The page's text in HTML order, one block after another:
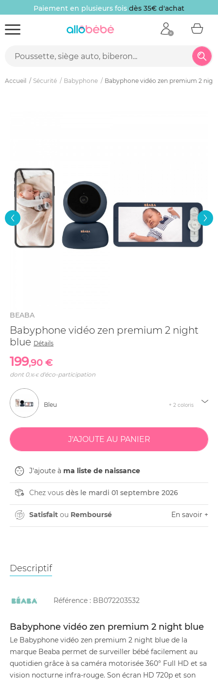
Paiement en plusieurs fois dès 35€ d'achat
Accueil Sécurité Babyphone Babyphone vidéo zen premium 2
BEABA
Babyphone vidéo zen premium 2 night
blue Détails
199,90 €
dont 0,16 €d'éco-participation
Bleu + 2 coloris
J'ajoute à ma liste de naissance
Chez vous dès le mardi 01 septembre 2026
Satisfait ou Remboursé En savoir +
Descriptif
Référence : BB072203532
Babyphone vidéo zen premium 2 night blue
Le Babyphone vidéo zen premium 2 night blue de la
marque Beaba permet de surveiller bébé facilement au
quotidien grâce à sa caméra motorisée 360° Full HD et sa
vision nocturne infra-rouge. Son écran HD 720p et son